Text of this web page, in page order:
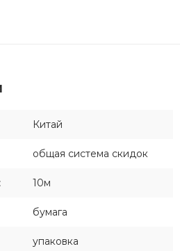
Китай
общая система скидок
10м
бумага
упаковка